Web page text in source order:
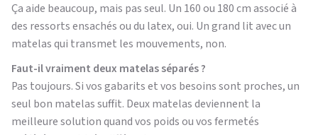
Ça aide beaucoup, mais pas seul. Un 160 ou 180 cm associé à
des ressorts ensachés ou du latex, oui. Un grand lit avec un
matelas qui transmet les mouvements, non.
Faut-il vraiment deux matelas séparés ?
Pas toujours. Si vos gabarits et vos besoins sont proches, un
seul bon matelas suffit. Deux matelas deviennent la
meilleure solution quand vos poids ou vos fermetés